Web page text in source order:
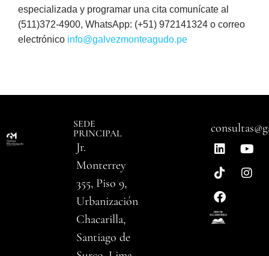
especializada y programar una cita comunícate al
(511)372-4900, WhatsApp: (+51) 972141324 o correo
electrónico info@galvezmonteagudo.pe
SEDE
PRINCIPAL
Jr.
Monterrey
355, Piso 9,
Urbanización
Chacarilla,
Santiago de